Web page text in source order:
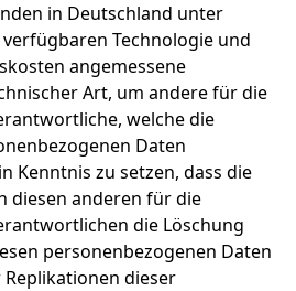
in Deutschland unter
Technologie und
angemessene
Art, um andere für die
welche die
Daten
Kenntnis zu setzen, dass die
diesen anderen für die
die Löschung
personenbezogenen Daten
dieser